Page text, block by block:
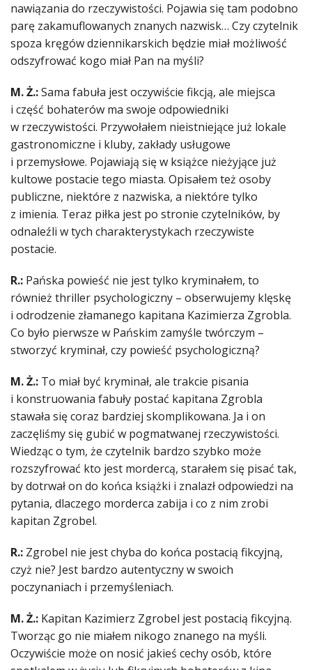
nawiązania do rzeczywistości. Pojawia się tam podobno
parę zakamuflowanych znanych nazwisk… Czy czytelnik
spoza kręgów dziennikarskich będzie miał możliwość
odszyfrować kogo miał Pan na myśli?
M. Ż.:Sama fabuła jest oczywiście fikcją, ale miejsca
i część bohaterów ma swoje odpowiedniki
w rzeczywistości. Przywołałem nieistniejące już lokale
gastronomiczne i kluby, zakłady usługowe
i przemysłowe. Pojawiają się w książce nieżyjące już
kultowe postacie tego miasta. Opisałem też osoby
publiczne, niektóre z nazwiska, a niektóre tylko
z imienia. Teraz piłka jest po stronie czytelników, by
odnaleźli w tych charakterystykach rzeczywiste
postacie.
R.: Pańska powieść nie jest tylko kryminałem, to
również thriller psychologiczny – obserwujemy klęskę
i odrodzenie złamanego kapitana Kazimierza Zgrobla.
Co było pierwsze w Pańskim zamyśle twórczym –
stworzyć kryminał, czy powieść psychologiczną?
M. Ż.: To miał być kryminał, ale trakcie pisania
i konstruowania fabuły postać kapitana Zgrobla
stawała się coraz bardziej skomplikowana. Ja i on
zaczęliśmy się gubić w pogmatwanej rzeczywistości.
Wiedząc o tym, że czytelnik bardzo szybko może
rozszyfrować kto jest mordercą, starałem się pisać tak,
by dotrwał on do końca książki i znalazł odpowiedzi na
pytania, dlaczego morderca zabija i co z nim zrobi
kapitan Zgrobel.
R.: Zgrobel nie jest chyba do końca postacią fikcyjną,
czyż nie? Jest bardzo autentyczny w swoich
poczynaniach i przemyśleniach.
M. Ż.: Kapitan Kazimierz Zgrobel jest postacią fikcyjną.
Tworząc go nie miałem nikogo znanego na myśli.
Oczywiście może on nosić jakieś cechy osób, które